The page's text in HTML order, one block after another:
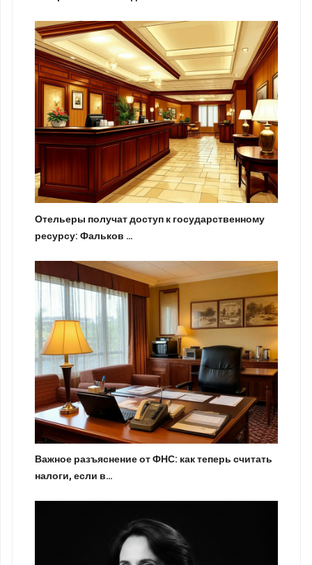
Отельеры получат доступ к государственному
ресурсу: Фальков …
Важное разъяснение от ФНС: как теперь считать
налоги, если в…